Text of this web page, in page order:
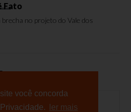
você concorda
ler mais
Fato
brecha no projeto do Vale dos